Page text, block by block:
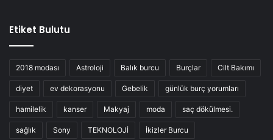
Etiket Bulutu
2018 modası Astroloji Balık burcu Burçlar Cilt Bakımı
diyet ev dekorasyonu Gebelik günlük burç yorumları
hamilelik kanser Makyaj moda saç dökülmesi.
sağlık Sony TEKNOLOJİ İkizler Burcu